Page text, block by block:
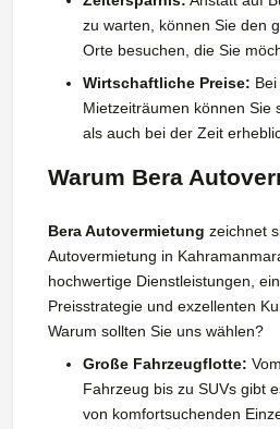
zu warten, können Sie den
Orte besuchen, die Sie
Wirtschaftliche Preise:
Mietzeiträumen können Sie
als auch bei der Zeit
Warum Bera
Bera Autovermietung zeichnet
Autovermietung in
hochwertige Dienstleistungen,
Preisstrategie und exzellenten
Warum sollten Sie uns wählen?
Große Fahrzeugflotte:
Fahrzeug bis zu SUVs gibt
von komfortsuchenden